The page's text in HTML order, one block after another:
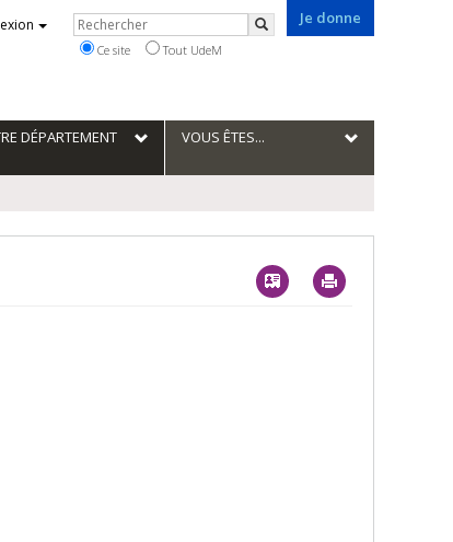
Je donne
Rechercher
Rechercher
Ce site Tout UdeM
DÉPARTEMENT VOUS ÊTES...
Vcard